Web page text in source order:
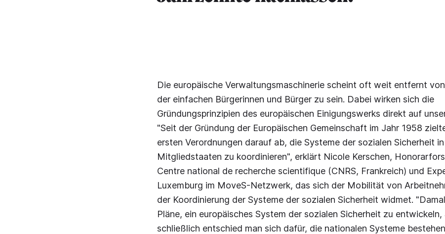
Die europäische Verwaltungsmaschinerie scheint oft weit entfernt
der einfachen Bürgerinnen und Bürger zu sein. Dabei wirken sich die
Gründungsprinzipien des europäischen Einigungswerks direkt auf
"Seit der Gründung der Europäischen Gemeinschaft im Jahr 1958
ersten Verordnungen darauf ab, die Systeme der sozialen Sicherheit
Mitgliedstaaten zu koordinieren", erklärt Nicole Kerschen,
Centre national de recherche scientifique (CNRS, Frankreich) und
Luxemburg im MoveS-Netzwerk, das sich der Mobilität von
der Koordinierung der Systeme der sozialen Sicherheit widmet.
Pläne, ein europäisches System der sozialen Sicherheit zu entwickeln,
schließlich entschied man sich dafür, die nationalen Systeme